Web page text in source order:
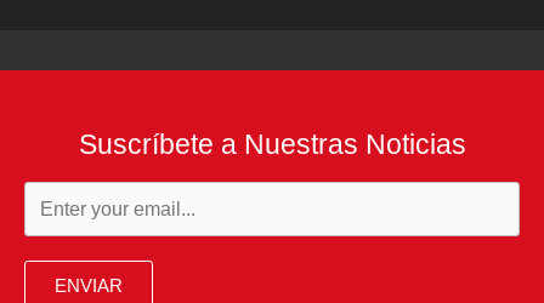
Suscríbete a Nuestras Noticias
ENVIAR